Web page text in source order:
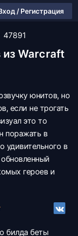
/ Регистрация
47891
из Warcraft
юнитов, но
если не трогать
это то
поражать в
удивительного в
героев и
билда беты